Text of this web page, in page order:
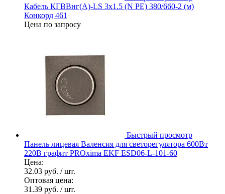
Кабель КГВВнг(А)-LS 3х1.5 (N PE) 380/660-2 (м)
Конкорд 461
Цена по запросу
Быстрый просмотр
Панель лицевая Валенсия для светорегулятора 600Вт
220В графит PROxima EKF ESD06-L-101-60
Цена:
32.03 руб. / шт.
Оптовая цена:
31.39 руб. / шт.